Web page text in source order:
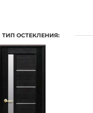
ТИП ОСТЕКЛЕНИЯ: